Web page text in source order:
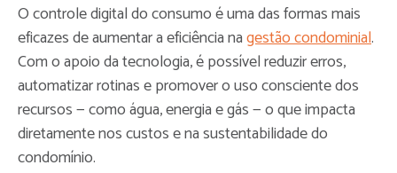
O controle digital do consumo é uma das formas mais
eficazes de aumentar a eficiência nagestão condominial.
Com o apoio da tecnologia, é possível reduzir erros,
automatizar rotinas e promover o uso consciente dos
recursos — como água, energia e gás — o que impacta
diretamente nos custos e na sustentabilidade do
condomínio.